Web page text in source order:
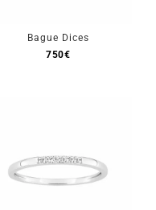
Bague Dices
750€